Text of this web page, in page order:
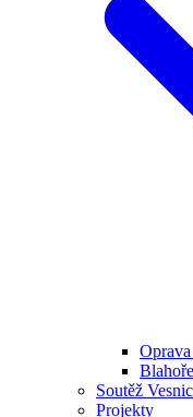
Soutěž
Projekty